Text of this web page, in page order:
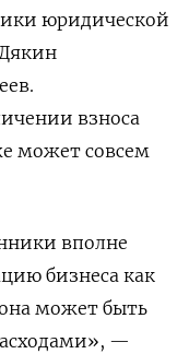
юридической
взноса
может совсем
вполне
бизнеса как
может быть
—